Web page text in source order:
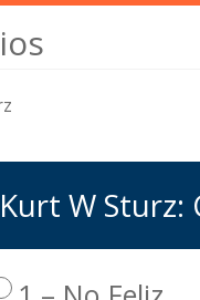
Kurt W Sturz: